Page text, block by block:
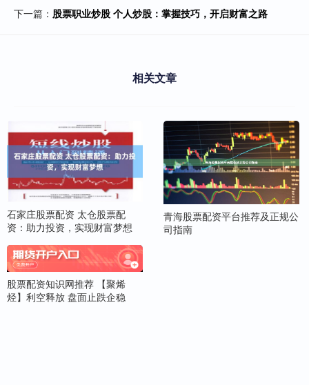
下一篇： 股票职业炒股 个人炒股：掌握技巧，开启财富之路
相关文章
石家庄股票配资 太仓股票配
资：助力投资，实现财富梦想
青海股票配资平台推荐及正规公
司指南
股票配资知识网推荐 【聚烯
烃】利空释放 盘面止跌企稳